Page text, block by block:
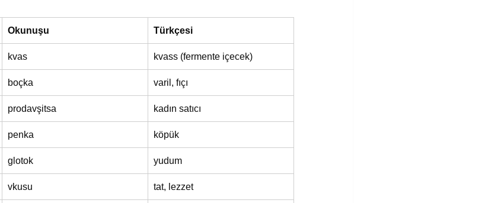
Okunuşu Türkçesi
kvas kvass (fermente içecek)
boçka varil, fıçı
prodavşitsa kadın satıcı
penka köpük
glotok yudum
vkusu tat, lezzet